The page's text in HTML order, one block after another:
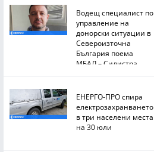
Водещ специалист по
управление на
донорски ситуации в
Североизточна
България поема
МБАЛ – Силистра
ЕНЕРГО-ПРО спира
електрозахранването
в три населени места
на 30 юли